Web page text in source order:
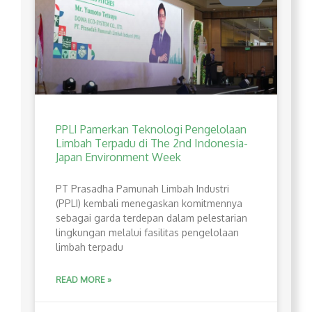
PPLI Pamerkan Teknologi Pengelolaan
Limbah Terpadu di The 2nd Indonesia-
Japan Environment Week
PT Prasadha Pamunah Limbah Industri
(PPLI) kembali menegaskan komitmennya
sebagai garda terdepan dalam pelestarian
lingkungan melalui fasilitas pengelolaan
limbah terpadu
READ MORE »